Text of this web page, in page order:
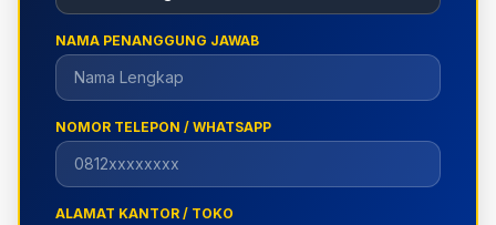
NAMA PENANGGUNG JAWAB
NOMOR TELEPON / WHATSAPP
ALAMAT KANTOR / TOKO